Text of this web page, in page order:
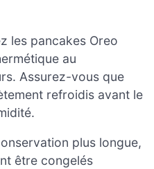
les pancakes Oreo
au
Assurez-vous que
refroidis avant le
plus longue,
être congelés